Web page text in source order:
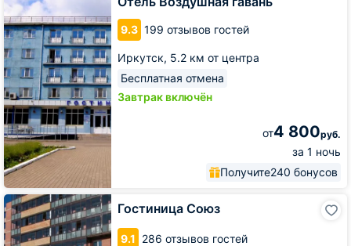
9.3 199 отзывов гостей
Иркутск, 5.2 км от центра
Бесплатная отмена
Завтрак включён
от4 800руб.
за 1 ночь
Получите240 бонусов
Гостиница Союз
9.1 286 отзывов гостей
Гостиница
Союз